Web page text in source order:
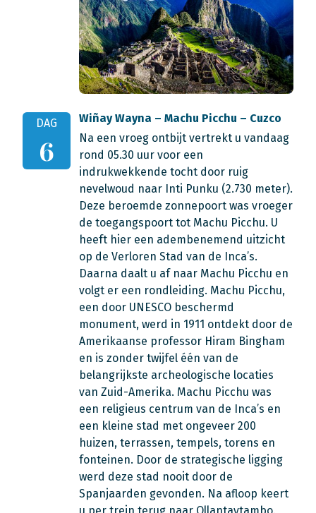
DAG
6
Wiñay Wayna – Machu Picchu – Cuzco
Na een vroeg ontbijt vertrekt u vandaag
rond 05.30 uur voor een
indrukwekkende tocht door ruig
nevelwoud naar Inti Punku (2.730 meter).
Deze beroemde zonnepoort was vroeger
de toegangspoort tot Machu Picchu. U
heeft hier een adembenemend uitzicht
op de Verloren Stad van de Inca’s.
Daarna daalt u af naar Machu Picchu en
volgt er een rondleiding. Machu Picchu,
een door UNESCO beschermd
monument, werd in 1911 ontdekt door de
Amerikaanse professor Hiram Bingham
en is zonder twijfel één van de
belangrijkste archeologische locaties
van Zuid-Amerika. Machu Picchu was
een religieus centrum van de Inca’s en
een kleine stad met ongeveer 200
huizen, terrassen, tempels, torens en
fonteinen. Door de strategische ligging
werd deze stad nooit door de
Spanjaarden gevonden. Na afloop keert